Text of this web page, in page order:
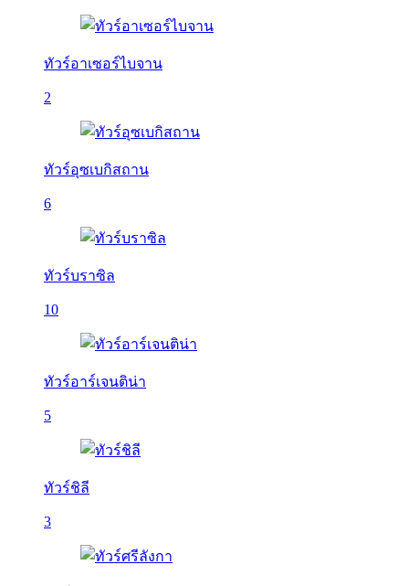
ทัวร์อาเซอร์ไบจาน
2
ทัวร์อุซเบกิสถาน
6
ทัวร์บราซิล
10
ทัวร์อาร์เจนติน่า
5
ทัวร์ชิลี
3